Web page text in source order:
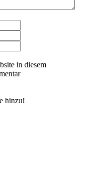
Mail-
Adresse
in diesem
hinzu!